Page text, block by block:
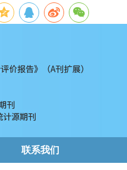
联系我们